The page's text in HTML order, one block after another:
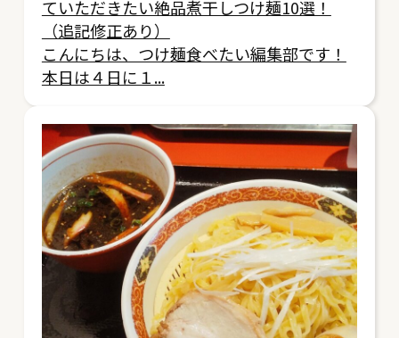
ていただきたい絶品煮干しつけ麺10選！
（追記修正あり）
こんにちは、つけ麺食べたい編集部です！
本日は４日に１...